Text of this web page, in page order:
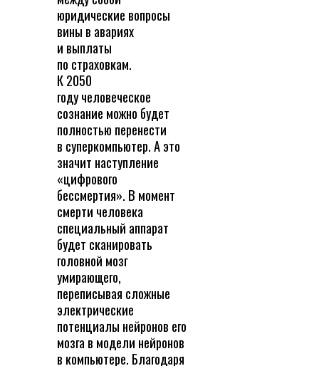
юридические вопросы
вины в авариях
и выплаты
по страховкам.
К 2050
году человеческое
сознание можно будет
полностью перенести
в суперкомпьютер. А это
значит наступление
«цифрового
бессмертия». В момент
смерти человека
специальный аппарат
будет сканировать
головной мозг
умирающего,
переписывая сложные
электрические
потенциалы нейронов его
мозга в модели нейронов
в компьютере. Благодаря